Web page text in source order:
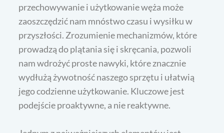
przechowywanie i użytkowanie węża może
zaoszczędzić nam mnóstwo czasu i wysiłku w
przyszłości. Zrozumienie mechanizmów, które
prowadzą do plątania się i skręcania, pozwoli
nam wdrożyć proste nawyki, które znacznie
wydłużą żywotność naszego sprzętu i ułatwią
jego codzienne użytkowanie. Kluczowe jest
podejście proaktywne, a nie reaktywne.